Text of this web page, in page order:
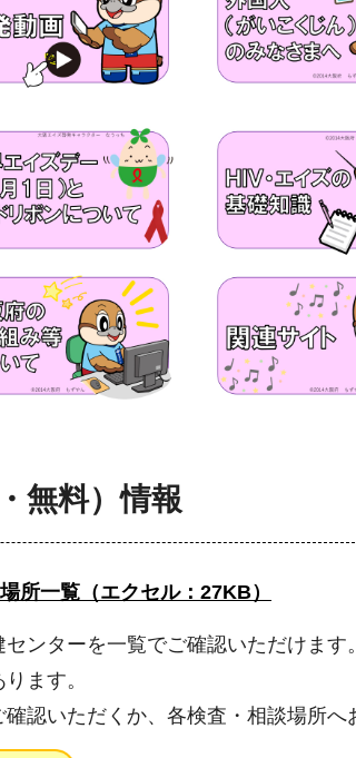
無料）情報
所一覧（エクセル：27KB）
ンターを一覧でご確認いただけます。
ます。
認いただくか、各検査・相談場所へ